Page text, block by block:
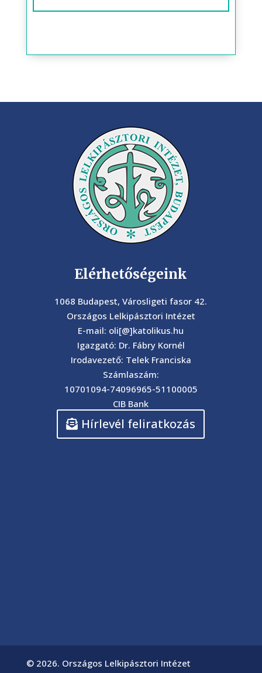
Elérhetőségeink
1068 Budapest, Városligeti fasor 42.
Országos Lelkipásztori Intézet
E-mail: oli[@]katolikus.hu
Igazgató: Dr. Fábry Kornél
Irodavezető: Telek Franciska
Számlaszám:
10701094-74096965-51100005
CIB Bank
Hírlevél feliratkozás
© 2026. Országos Lelkipásztori Intézet